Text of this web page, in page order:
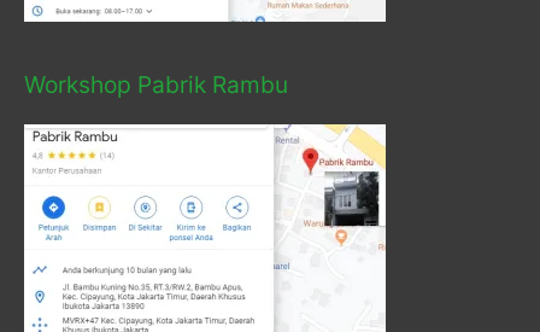
Workshop Pabrik Rambu